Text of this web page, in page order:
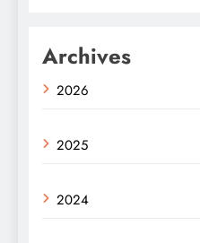
Archives
2026
2025
2024